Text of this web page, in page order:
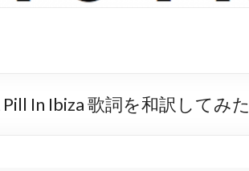
In Ibiza 歌詞を和訳してみた